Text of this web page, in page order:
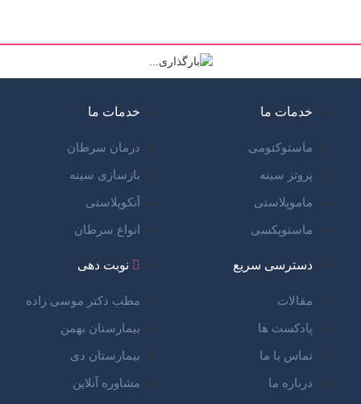
خدمات ما
ماستوکتومی
پروتز سینه
ماموپلاستی
ماستوپکسی
خدمات ما
درمان سرطان
بازسازی سینه
آنکوپلاستی
انواع سرطان
دسترسی سریع
مقالات
پادکست ها
تماس با ما
درباره ما
نوبت دهی
مطب دکتر موسی زاده
بیمارستان بهمن
بیمارستان دی
مشاوره آنلاین